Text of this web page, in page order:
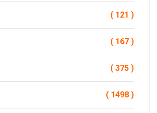
( 121 )
( 167 )
( 375 )
( 1498 )